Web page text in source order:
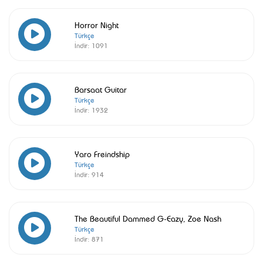
Horror Night
Türkçe
İndir: 1091
Barsaat Guitar
Türkçe
İndir: 1932
Yaro Freindship
Türkçe
İndir: 914
The Beautiful Dammed G-Eazy, Zoe Nash
Türkçe
İndir: 871